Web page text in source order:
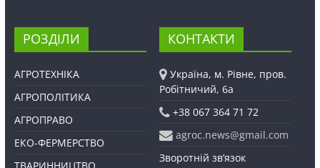
РОЗДІЛИ
АГРОТЕХНІКА
АГРОПОЛІТИКА
АГРОПРАВО
ЕКО-ФЕРМЕРСТВО
КОНТАКТИ
Україна, м. Рівне, пров.
Робітничий, 6а
+38 067 364 71 72
agroc.news@gmail.com
Зворотній зв’язок